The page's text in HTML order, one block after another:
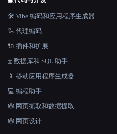
🛠️ Vibe 编码和应用程序生成器
🦾 代理编码
🔌 插件和扩展
🗄️ 数据库和 SQL 助手
📱 移动应用程序生成器
💻 编程助手
🕸️ 网页抓取和数据提取
🕸 网页设计